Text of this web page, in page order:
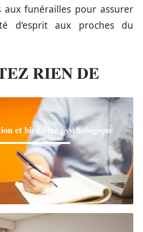
aux funérailles pour assurer
d’esprit aux proches du
RIEN DE
et bien-être psychologique